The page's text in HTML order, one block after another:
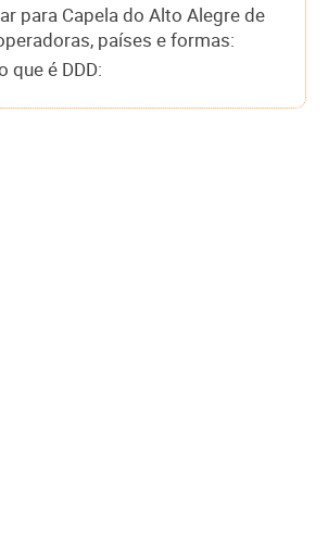
para Capela do Alto Alegre de
países e formas:
que é DDD: